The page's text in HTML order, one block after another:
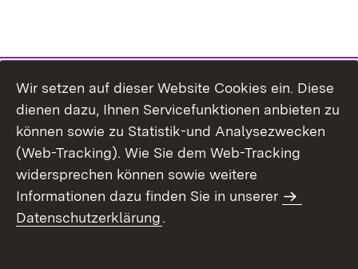
Wir setzen auf dieser Website Cookies ein. Diese
dienen dazu, Ihnen Servicefunktionen anbieten zu
können sowie zu Statistik-und Analysezwecken
(Web-Tracking). Wie Sie dem Web-Tracking
widersprechen können sowie weitere
Informationen dazu finden Sie in unserer
Datenschutzerklärung.